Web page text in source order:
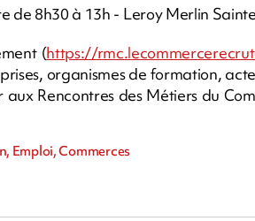
de 8h30 à 13h - Leroy Merlin
(https://
organismes de formation,
Rencontres des Métiers du
Emploi, Commerces